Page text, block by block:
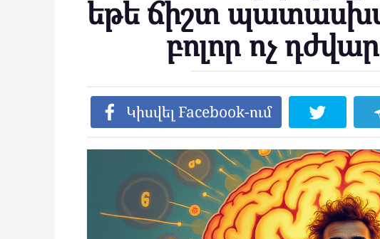
եթե ճիշտ
բոլոր ոչ
Կիսվել Facebook-ում